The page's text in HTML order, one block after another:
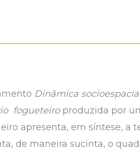
Dinâmica
fogueteiro produzida por
apresenta, em síntese, a
de maneira sucinta, o